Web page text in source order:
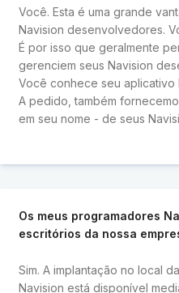
Você. Esta é uma grande
Navision desenvolvedores.
É por isso que geralmente
gerenciem seus Navision
Você conhece seu aplicativo
A pedido, também
em seu nome - de seus
Os meus programadores
escritórios da nossa
Sim. A implantação no local
Navision está disponível